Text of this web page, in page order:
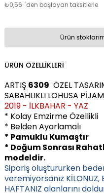
₺0,56 'den başlayan taksitlerle
Ürün
ÜRÜN ÖZELLIKLERI
ARTIŞ 6309 ÖZEL
SABAHLIKLILOHUSA
2019 - İLKBAHAR - YAZ
* Kolay Emzirme Özellikli
* Belden Ayarlamalı
* Pamuklu Kumaştır
* Doğum Sonrası
modeldir.
Sipariş oluştururken
veremiyorsanız KİLONUZ,
HAFTANIZ alanlarını